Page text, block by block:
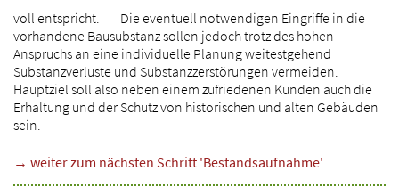
voll entspricht. Die eventuell notwendigen Eingriffe in die
vorhandene Bausubstanz sollen jedoch trotz des hohen
Anspruchs an eine individuelle Planung weitestgehend
Substanzverluste und Substanzzerstörungen vermeiden.
Hauptziel soll also neben einem zufriedenen Kunden auch die
Erhaltung und der Schutz von historischen und alten Gebäuden
sein.
→ weiter zum nächsten Schritt 'Bestandsaufnahme'